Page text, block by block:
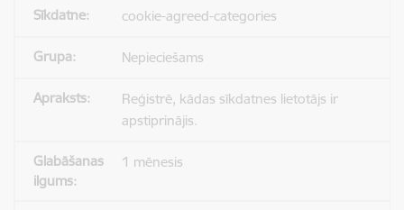
cookie-agreed-categories
Nepieciešams
Reģistrē, kādas sīkdatnes lietotājs ir
apstiprinājis.
1 mēnesis